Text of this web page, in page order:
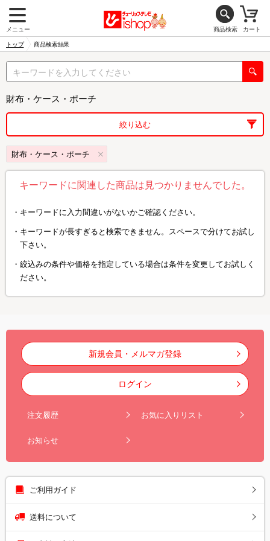
メニュー 商品検索 カート
トップ 商品検索結果
財布・ケース・ポーチ
絞り込む
財布・ケース・ポーチ
キーワードに関連した商品は見つかりませんでした。
キーワードに入力間違いがないかご確認ください。
キーワードが長すぎると検索できません。スペースで分けてお試し
下さい。
絞込みの条件や価格を指定している場合は条件を変更してお試しく
ださい。
新規会員・メルマガ登録
ログイン
注文履歴 お気に入りリスト
お知らせ
ご利用ガイド
送料について